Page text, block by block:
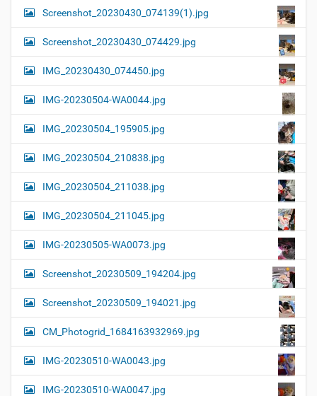
Screenshot_20230430_074139(1).jpg
Screenshot_20230430_074429.jpg
IMG_20230430_074450.jpg
IMG-20230504-WA0044.jpg
IMG_20230504_195905.jpg
IMG_20230504_210838.jpg
IMG_20230504_211038.jpg
IMG_20230504_211045.jpg
IMG-20230505-WA0073.jpg
Screenshot_20230509_194204.jpg
Screenshot_20230509_194021.jpg
CM_Photogrid_1684163932969.jpg
IMG-20230510-WA0043.jpg
IMG-20230510-WA0047.jpg